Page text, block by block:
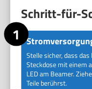
Schritt-für-
Stelle sicher, dass
Steckdose mit einem
LED am Beamer.
Teile berührst.